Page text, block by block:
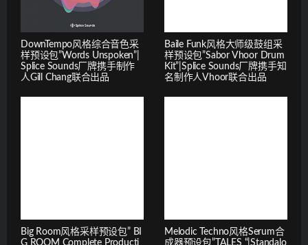
DownTempo风格综合音色采
样预设包”Words Unspoken”|
Splice Sounds厂牌携手制作
人Gill Chang联合出品
Baile Funk风格大师级鼓组采
样预设包”Sabor Vhoor Drum
Kit”|Splice Sounds厂牌携手知
名制作人Vhoor联合出品
Big Room风格采样预设包” BI
G ROOM Complete Producti
Melodic Techno风格Serum合
成器预设包”TALES “|Standalo